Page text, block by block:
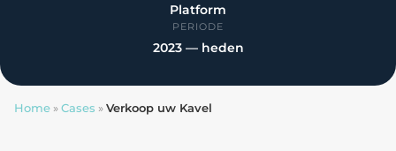
Platform
PERIODE
2023 — heden
Home »Cases »Verkoop uw Kavel